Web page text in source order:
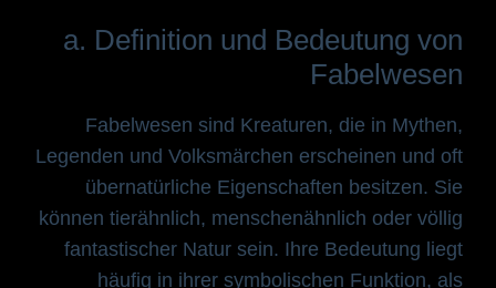
a. Definition und Bedeutung von
Fabelwesen
Fabelwesen sind Kreaturen, die in Mythen,
Legenden und Volksmärchen erscheinen und oft
übernatürliche Eigenschaften besitzen. Sie
können tierähnlich, menschenähnlich oder völlig
fantastischer Natur sein. Ihre Bedeutung liegt
häufig in ihrer symbolischen Funktion, als